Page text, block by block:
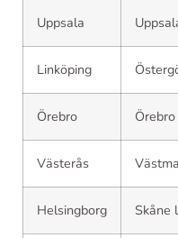
Uppsala
Linköping
Örebro
Västerås
Helsingborg Skåne